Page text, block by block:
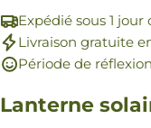
Expédié sous 1 jour
Livraison gratuite
Période de
Lanterne